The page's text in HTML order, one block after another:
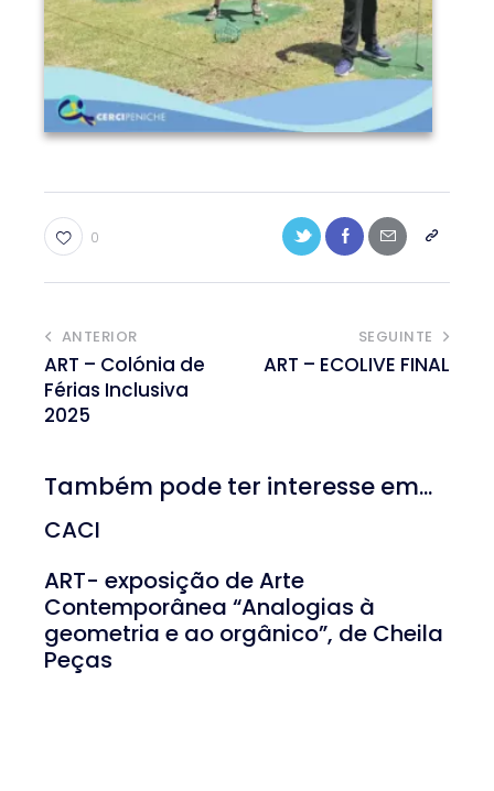
0
ANTERIOR
ART – Colónia de
Férias Inclusiva
2025
SEGUINTE
ART – ECOLIVE FINAL
Também pode ter interesse em...
CACI
ART- exposição de Arte
Contemporânea “Analogias à
geometria e ao orgânico”, de Cheila
Peças